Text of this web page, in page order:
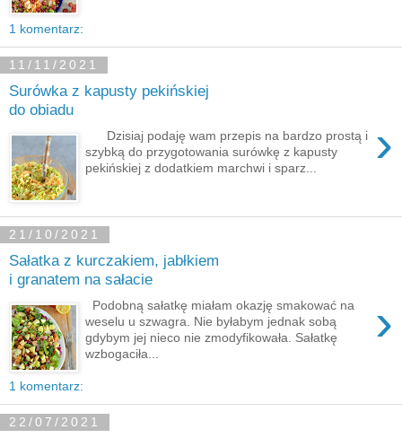
1 komentarz:
11/11/2021
Surówka z kapusty pekińskiej
do obiadu
›
Dzisiaj podaję wam przepis na bardzo prostą i
szybką do przygotowania surówkę z kapusty
pekińskiej z dodatkiem marchwi i sparz...
21/10/2021
Sałatka z kurczakiem, jabłkiem
i granatem na sałacie
›
Podobną sałatkę miałam okazję smakować na
weselu u szwagra. Nie byłabym jednak sobą
gdybym jej nieco nie zmodyfikowała. Sałatkę
wzbogaciła...
1 komentarz:
22/07/2021